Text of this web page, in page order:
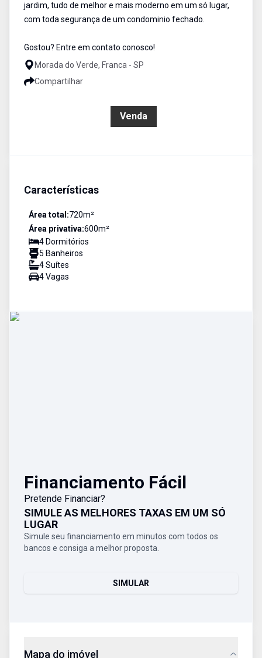
jardim, tudo de melhor e mais moderno em um só lugar,
com toda segurança de um condominio fechado.
Gostou? Entre em contato conosco!
Morada do Verde, Franca - SP
Compartilhar
Venda
Características
Área total:720m²
Área privativa:600m²
4 Dormitórios
5 Banheiros
4Suítes
4Vagas
Financiamento Fácil
Pretende Financiar?
SIMULE AS MELHORES TAXAS EM UM SÓ
LUGAR
Simule seu financiamento em minutos com todos os
bancos e consiga a melhor proposta.
SIMULAR
Mapa do imóvel